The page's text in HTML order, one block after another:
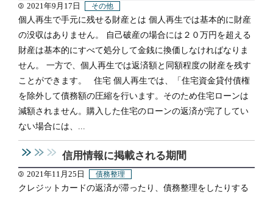
2021年9月17日 その他
個人再生で手元に残せる財産とは 個人再生では基本的に財産
の没収はありません。 自己破産の場合には２０万円を超える
財産は基本的にすべて処分して金銭に換価しなければなりま
せん。 一方で、個人再生では返済額と同額程度の財産を残す
ことができます。 住宅 個人再生では、「住宅資金貸付債権
を除外して債務額の圧縮を行います。そのため住宅ローンは
減額されません。購入した住宅のローンの返済が完了してい
ない場合には、...
信用情報に掲載される期間
2021年11月25日 債務整理
クレジットカードの返済が滞ったり、債務整理をしたりする